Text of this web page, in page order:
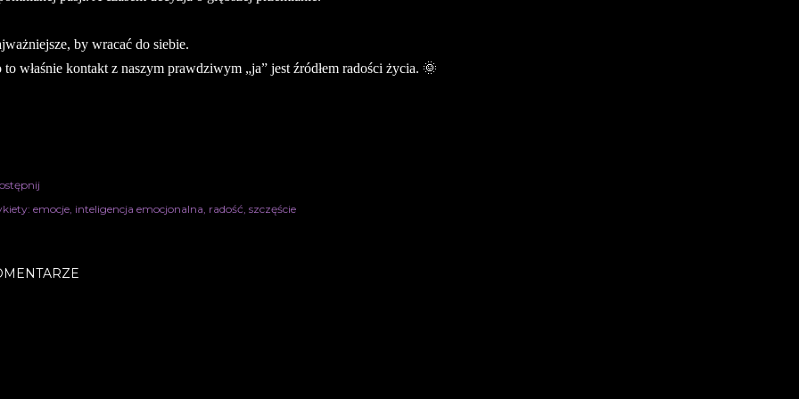
by wracać do siebie.
to właśnie kontakt z naszym prawdziwym „ja” jest źródłem radości życia. 🌞
emocje inteligencja emocjonalna radość szczęście